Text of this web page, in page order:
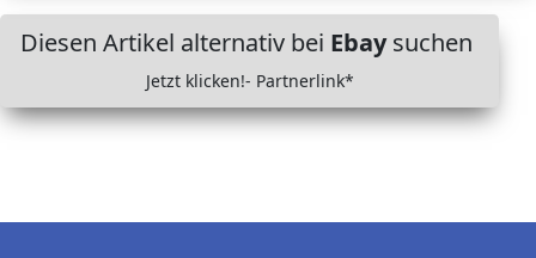
Diesen Artikel alternativ bei Ebaysuchen
Jetzt klicken!- Partnerlink*